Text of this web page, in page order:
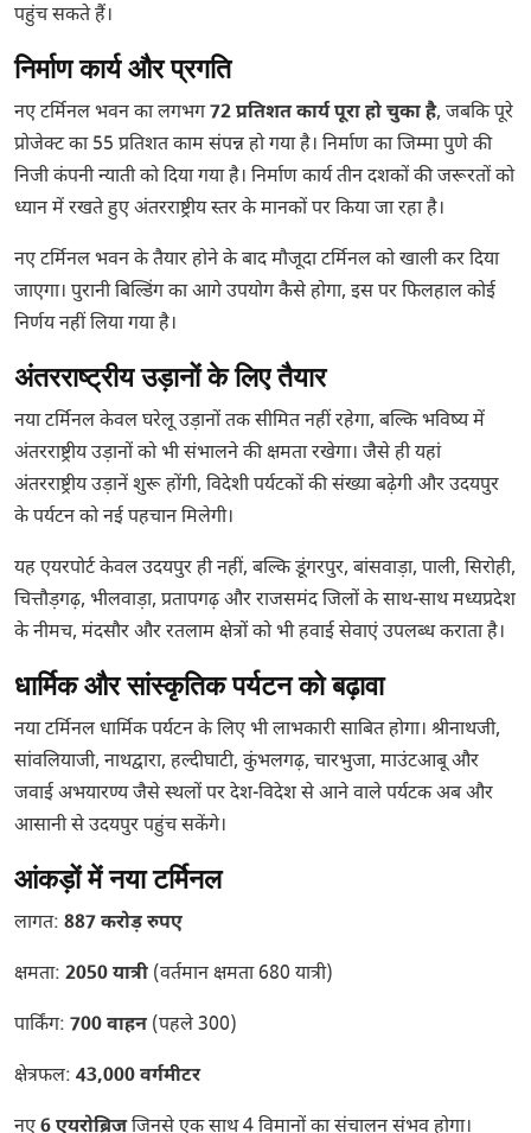
पहुंच सकते हैं।
निर्माण कार्य और प्रगति
नए टर्मिनल भवन का लगभग72 प्रतिशत कार्य पूरा हो चुका है, जबकि पूरे
प्रोजेक्ट का 55 प्रतिशत काम संपन्न हो गया है। निर्माण का जिम्मा पुणे की
निजी कंपनी न्याती को दिया गया है। निर्माण कार्य तीन दशकों की जरूरतों को
ध्यान में रखते हुए अंतरराष्ट्रीय स्तर के मानकों पर किया जा रहा है।
नए टर्मिनल भवन के तैयार होने के बाद मौजूदा टर्मिनल को खाली कर दिया
जाएगा। पुरानी बिल्डिंग का आगे उपयोग कैसे होगा, इस पर फिलहाल कोई
निर्णय नहीं लिया गया है।
अंतरराष्ट्रीय उड़ानों के लिए तैयार
नया टर्मिनल केवल घरेलू उड़ानों तक सीमित नहीं रहेगा, बल्कि भविष्य में
अंतरराष्ट्रीय उड़ानों को भी संभालने की क्षमता रखेगा। जैसे ही यहां
अंतरराष्ट्रीय उड़ानें शुरू होंगी, विदेशी पर्यटकों की संख्या बढ़ेगी और उदयपुर
के पर्यटन को नई पहचान मिलेगी।
यह एयरपोर्ट केवल उदयपुर ही नहीं, बल्कि डूंगरपुर, बांसवाड़ा, पाली, सिरोही,
चित्तौड़गढ़, भीलवाड़ा, प्रतापगढ़ और राजसमंद जिलों के साथ-साथ मध्यप्रदेश
के नीमच, मंदसौर और रतलाम क्षेत्रों को भी हवाई सेवाएं उपलब्ध कराता है।
धार्मिक और सांस्कृतिक पर्यटन को बढ़ावा
नया टर्मिनल धार्मिक पर्यटन के लिए भी लाभकारी साबित होगा। श्रीनाथजी,
सांवलियाजी, नाथद्वारा, हल्दीघाटी, कुंभलगढ़, चारभुजा, माउंटआबू और
जवाई अभयारण्य जैसे स्थलों पर देश-विदेश से आने वाले पर्यटक अब और
आसानी से उदयपुर पहुंच सकेंगे।
आंकड़ों में नया टर्मिनल
लागत: 887 करोड़ रुपए
क्षमता: 2050 यात्री (वर्तमान क्षमता 680 यात्री)
पार्किंग: 700 वाहन (पहले 300)
क्षेत्रफल: 43,000 वर्गमीटर
नए6 एयरोब्रिजजिनसे एक साथ 4 विमानों का संचालन संभव होगा।